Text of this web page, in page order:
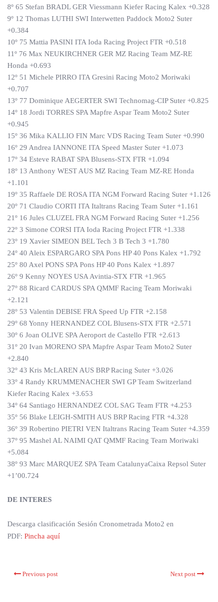
8º 65 Stefan BRADL GER Viessmann Kiefer Racing Kalex +0.328
9º 12 Thomas LUTHI SWI Interwetten Paddock Moto2 Suter
+0.384
10º 75 Mattia PASINI ITA Ioda Racing Project FTR +0.518
11º 76 Max NEUKIRCHNER GER MZ Racing Team MZ-RE
Honda +0.693
12º 51 Michele PIRRO ITA Gresini Racing Moto2 Moriwaki
+0.707
13º 77 Dominique AEGERTER SWI Technomag-CIP Suter +0.825
14º 18 Jordi TORRES SPA Mapfre Aspar Team Moto2 Suter
+0.945
15º 36 Mika KALLIO FIN Marc VDS Racing Team Suter +0.990
16º 29 Andrea IANNONE ITA Speed Master Suter +1.073
17º 34 Esteve RABAT SPA Blusens-STX FTR +1.094
18º 13 Anthony WEST AUS MZ Racing Team MZ-RE Honda
+1.101
19º 35 Raffaele DE ROSA ITA NGM Forward Racing Suter +1.126
20º 71 Claudio CORTI ITA Italtrans Racing Team Suter +1.161
21º 16 Jules CLUZEL FRA NGM Forward Racing Suter +1.256
22º 3 Simone CORSI ITA Ioda Racing Project FTR +1.338
23º 19 Xavier SIMEON BEL Tech 3 B Tech 3 +1.780
24º 40 Aleix ESPARGARO SPA Pons HP 40 Pons Kalex +1.792
25º 80 Axel PONS SPA Pons HP 40 Pons Kalex +1.897
26º 9 Kenny NOYES USA Avintia-STX FTR +1.965
27º 88 Ricard CARDUS SPA QMMF Racing Team Moriwaki
+2.121
28º 53 Valentin DEBISE FRA Speed Up FTR +2.158
29º 68 Yonny HERNANDEZ COL Blusens-STX FTR +2.571
30º 6 Joan OLIVE SPA Aeroport de Castello FTR +2.613
31º 20 Ivan MORENO SPA Mapfre Aspar Team Moto2 Suter
+2.840
32º 43 Kris McLAREN AUS BRP Racing Suter +3.026
33º 4 Randy KRUMMENACHER SWI GP Team Switzerland
Kiefer Racing Kalex +3.653
34º 64 Santiago HERNANDEZ COL SAG Team FTR +4.253
35º 56 Blake LEIGH-SMITH AUS BRP Racing FTR +4.328
36º 39 Robertino PIETRI VEN Italtrans Racing Team Suter +4.359
37º 95 Mashel AL NAIMI QAT QMMF Racing Team Moriwaki
+5.084
38º 93 Marc MARQUEZ SPA Team CatalunyaCaixa Repsol Suter
+1’00.724
DE INTERES
Descarga clasificación Sesión Cronometrada Moto2 en
PDF: Pincha aquí
Previous post Next post